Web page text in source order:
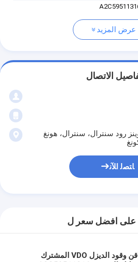
عرض المزيد
الاتصال
11، المركز، 99 كوينز رود سنترال، سنترال، هونغ
ﺎﺘﺼﻟ ﺍﻶﻧ
على افضل سعر ل
حاقن وقود الديزل VDO المشترك